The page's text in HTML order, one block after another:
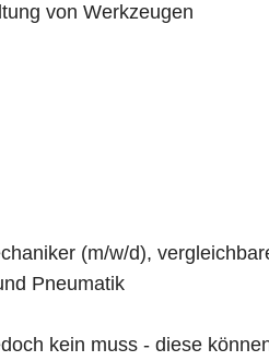
von Werkzeugen
(m/w/d),
Pneumatik
kein muss - diese